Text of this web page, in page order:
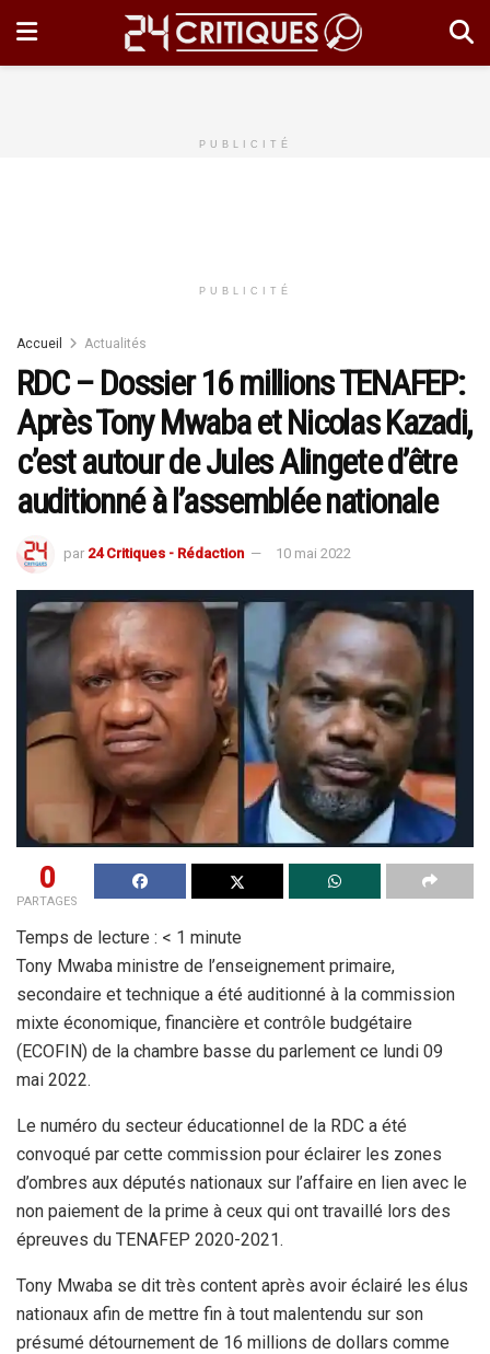
PUBLICITÉ
PUBLICITÉ
Accueil Actualités
RDC – Dossier 16 millions TENAFEP:
Après Tony Mwaba et Nicolas Kazadi,
c’est autour de Jules Alingete d’être
auditionné à l’assemblée nationale
par 24 Critiques - Rédaction 10 mai 2022
0
PARTAGES
Temps de lecture : < 1 minute
Tony Mwaba ministre de l’enseignement primaire,
secondaire et technique a été auditionné à la commission
mixte économique, financière et contrôle budgétaire
(ECOFIN) de la chambre basse du parlement ce lundi 09
mai 2022.
Le numéro du secteur éducationnel de la RDC a été
convoqué par cette commission pour éclairer les zones
d’ombres aux députés nationaux sur l’affaire en lien avec le
non paiement de la prime à ceux qui ont travaillé lors des
épreuves du TENAFEP 2020-2021.
Tony Mwaba se dit très content après avoir éclairé les élus
nationaux afin de mettre fin à tout malentendu sur son
présumé détournement de 16 millions de dollars comme